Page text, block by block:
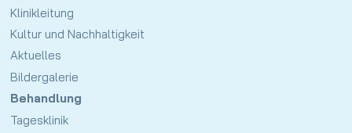
Klinikleitung
Kultur und Nachhaltigkeit
Aktuelles
Bildergalerie
Behandlung
Tagesklinik